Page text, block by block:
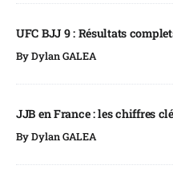
UFC BJJ 9 : Résultats
ByDylan GALEA
JJB en France : les chiffres
ByDylan GALEA